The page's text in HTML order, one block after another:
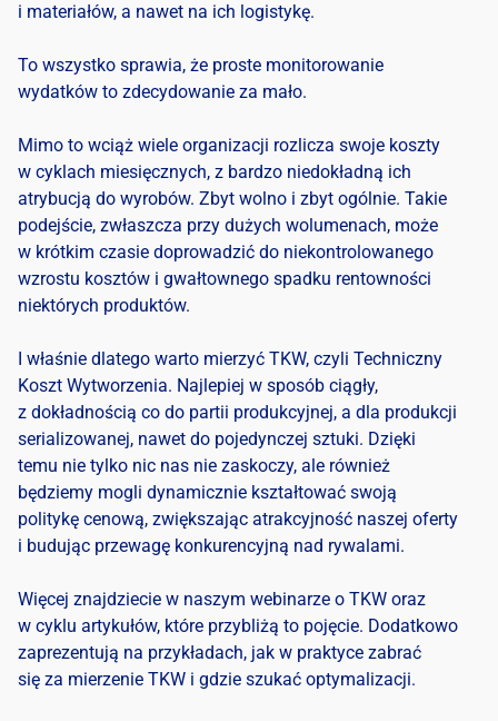
i materiałów, a nawet na ich logistykę.
To wszystko sprawia, że proste monitorowanie
wydatków to zdecydowanie za mało.
Mimo to wciąż wiele organizacji rozlicza swoje koszty
w cyklach miesięcznych, z bardzo niedokładną ich
atrybucją do wyrobów. Zbyt wolno i zbyt ogólnie. Takie
podejście, zwłaszcza przy dużych wolumenach, może
w krótkim czasie doprowadzić do niekontrolowanego
wzrostu kosztów i gwałtownego spadku rentowności
niektórych produktów.
I właśnie dlatego warto mierzyć TKW, czyli Techniczny
Koszt Wytworzenia. Najlepiej w sposób ciągły,
z dokładnością co do partii produkcyjnej, a dla produkcji
serializowanej, nawet do pojedynczej sztuki. Dzięki
temu nie tylko nic nas nie zaskoczy, ale również
będziemy mogli dynamicznie kształtować swoją
politykę cenową, zwiększając atrakcyjność naszej oferty
i budując przewagę konkurencyjną nad rywalami.
Więcej znajdziecie w naszym webinarze o TKW oraz
w cyklu artykułów, które przybliżą to pojęcie. Dodatkowo
zaprezentują na przykładach, jak w praktyce zabrać
się za mierzenie TKW i gdzie szukać optymalizacji.